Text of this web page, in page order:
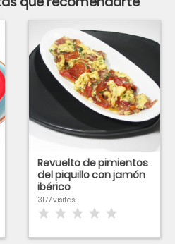
Revuelto de pimientos
del piquillo con jamón
ibérico
3177 visitas